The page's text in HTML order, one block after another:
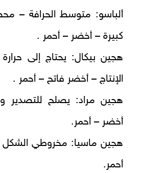
ألباسو: متوسط الحرافة –
كبيرة – أخضر – أحمر .
هجين بيكال: يحتاج إلى
الإنتاج – أخضر فاتح – أحمر .
هجين مراد: يصلح للتصدير
أخضر – أحمر.
هجين ماسيا: مخروطي
أحمر.